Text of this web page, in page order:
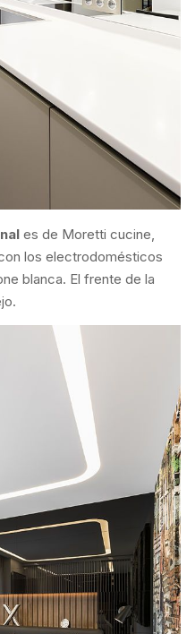
es de Moretti cucine,
los electrodomésticos
blanca. El frente de la